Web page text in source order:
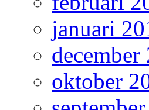
januari
december
oktober